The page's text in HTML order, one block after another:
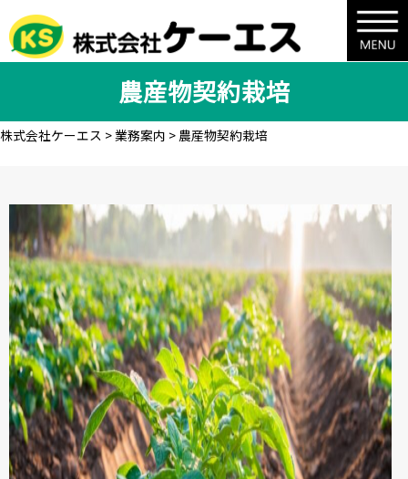
農産物契約栽培
株式会社ケーエス >業務案内 > 農産物契約栽培